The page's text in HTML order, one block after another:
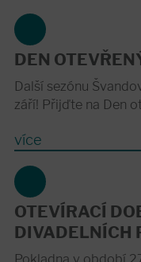
DEN
Další sezónu
září! Přijďte na Den
více
OTEVÍRACÍ
DIVADELNÍCH